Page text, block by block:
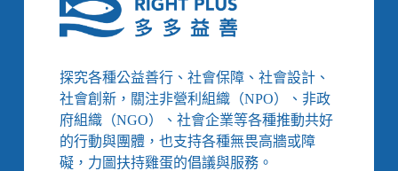
探究各種公益善行、社會保障、社會設計、
社會創新，關注非營利組織（NPO）、非政
府組織（NGO）、社會企業等各種推動共好
的行動與團體，也支持各種無畏高牆或障
礙，力圖扶持雞蛋的倡議與服務。